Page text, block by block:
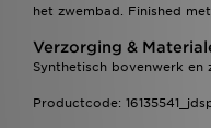
het zwembad. Finished
Verzorging &
Synthetisch bovenwerk en
Productcode: